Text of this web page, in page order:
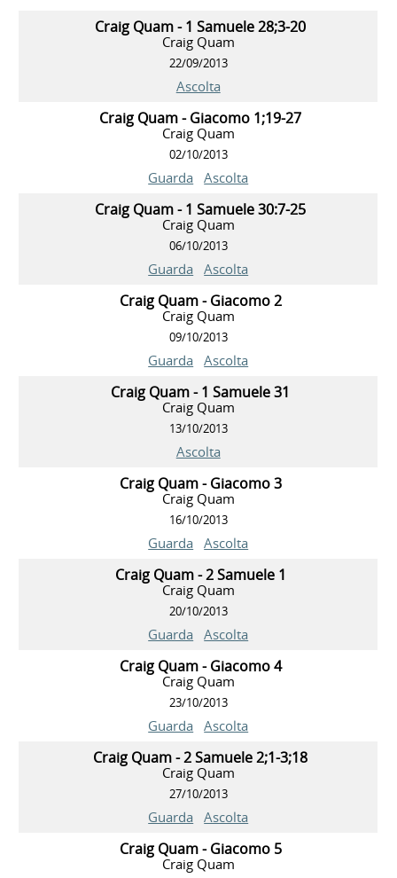
Craig Quam - 1 Samuele 28;3-20
Craig Quam
22/09/2013
Ascolta
Craig Quam - Giacomo 1;19-27
Craig Quam
02/10/2013
Guarda Ascolta
Craig Quam - 1 Samuele 30:7-25
Craig Quam
06/10/2013
Guarda Ascolta
Craig Quam - Giacomo 2
Craig Quam
09/10/2013
Guarda Ascolta
Craig Quam - 1 Samuele 31
Craig Quam
13/10/2013
Ascolta
Craig Quam - Giacomo 3
Craig Quam
16/10/2013
Guarda Ascolta
Craig Quam - 2 Samuele 1
Craig Quam
20/10/2013
Guarda Ascolta
Craig Quam - Giacomo 4
Craig Quam
23/10/2013
Guarda Ascolta
Craig Quam - 2 Samuele 2;1-3;18
Craig Quam
27/10/2013
Guarda Ascolta
Craig Quam - Giacomo 5
Craig Quam